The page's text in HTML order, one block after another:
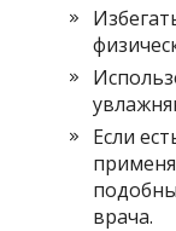
Если
врача.